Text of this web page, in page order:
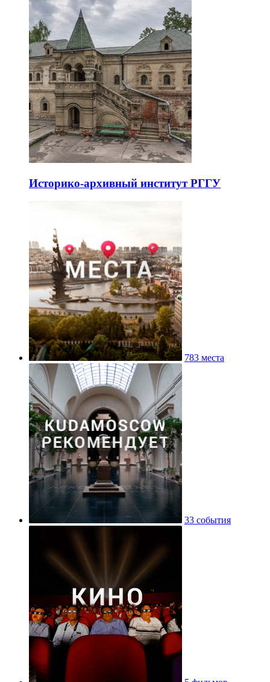
Историко-архивный институт РГГУ
783 места
33 события